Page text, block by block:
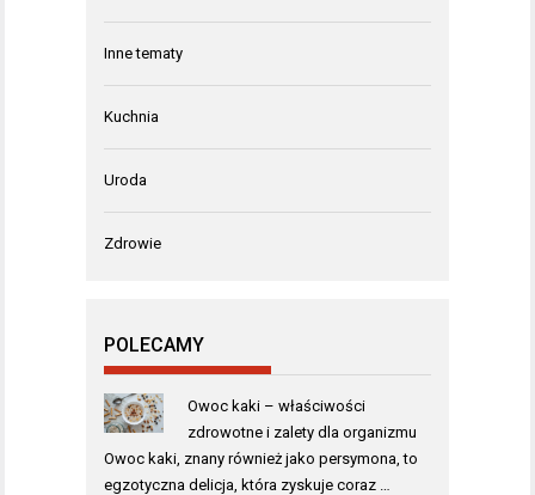
Inne tematy
Kuchnia
Uroda
Zdrowie
POLECAMY
Owoc kaki – właściwości
zdrowotne i zalety dla organizmu
Owoc kaki, znany również jako persymona, to
egzotyczna delicja, która zyskuje coraz …